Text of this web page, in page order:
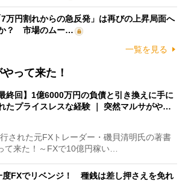
万円割れからの急反発」は再びの上昇局面へ
？ 市場のムー…
一覧を見る
って来た！
最終回】1億6000万円の負債と引き換えに手に
たプライスレスな経験 ｜ 突然マルサがや…
された元FXトレーダー・磯貝清明氏の著書
て来た！～FXで10億円稼い…
度FXでリベンジ！ 種銭は差し押さえを免れ